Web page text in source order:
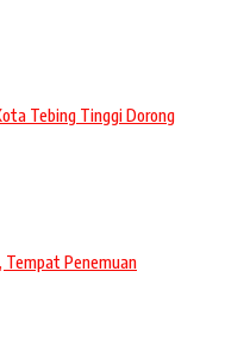
Tebing Tinggi Dorong
Tempat Penemuan